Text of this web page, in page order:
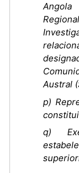
Austral
p)
q)